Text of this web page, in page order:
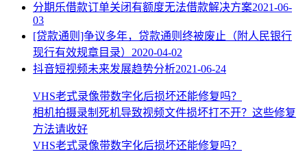
分期乐借款订单关闭有额度无法借款解决方案2021-06-
03
[贷款通则]争议多年，贷款通则终被废止（附人民银行
现行有效规章目录） 2020-04-02
抖音短视频未来发展趋势分析2021-06-24
VHS老式录像带数字化后损坏还能修复吗？
相机拍摄录制死机导致视频文件损坏打不开？这些修复
方法请收好
VHS老式录像带数字化后损坏还能修复吗？